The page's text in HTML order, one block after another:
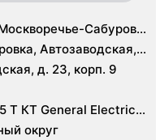
Сабурово,
Затон, Нагорный
Автозаводская,
Угрешская
д. 23, корп. 9
T КТ General Electric
округ